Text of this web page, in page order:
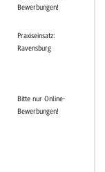
Bewerbungen!
Praxiseinsatz:
Ravensburg
Bitte nur Online-
Bewerbungen!